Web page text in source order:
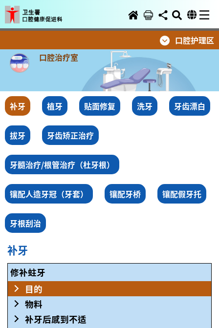
口腔护理区
口腔治疗室
补牙 植牙 贴面修复 洗牙 牙齿漂白
拔牙 牙齿矫正治疗
牙髓治疗/根管治疗（杜牙根）
镶配人造牙冠（牙套） 镶配牙桥 镶配假牙托
牙根刮治
补牙
修补蛀牙
目的
物料
补牙后感到不适